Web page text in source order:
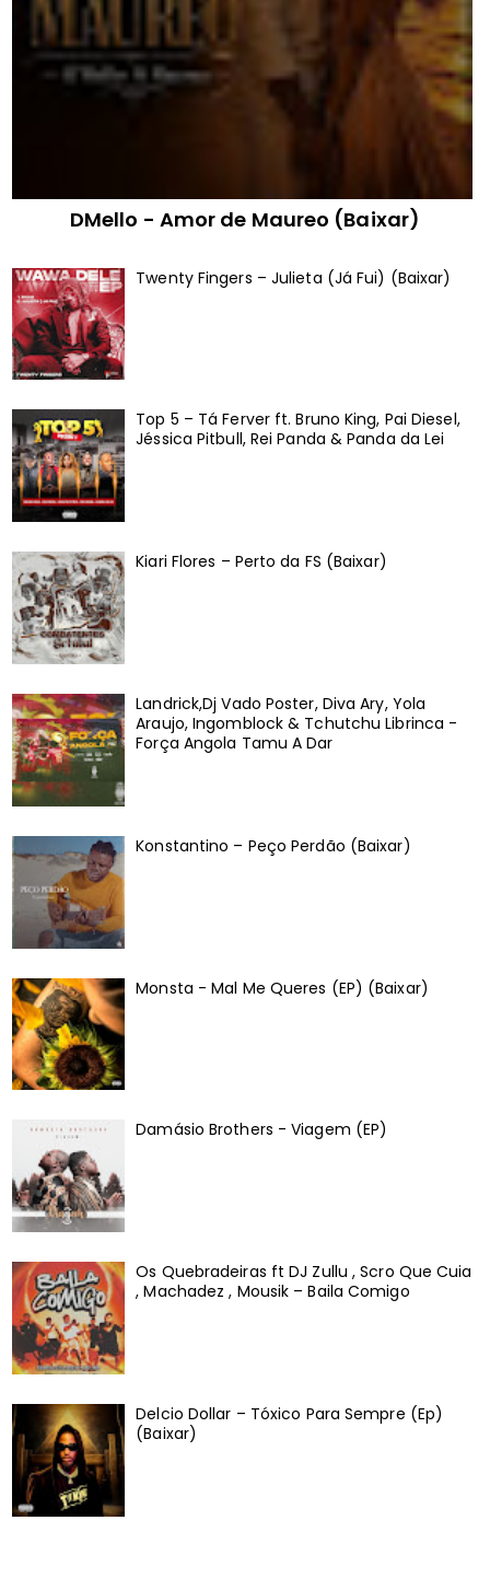
DMello - Amor de Maureo (Baixar)
Twenty Fingers – Julieta (Já Fui) (Baixar)
Top 5 – Tá Ferver ft. Bruno King, Pai Diesel,
Jéssica Pitbull, Rei Panda & Panda da Lei
Kiari Flores – Perto da FS (Baixar)
Landrick,Dj Vado Poster, Diva Ary, Yola
Araujo, Ingomblock & Tchutchu Librinca -
Força Angola Tamu A Dar
Konstantino – Peço Perdão (Baixar)
Monsta - Mal Me Queres (EP) (Baixar)
Damásio Brothers - Viagem (EP)
Os Quebradeiras ft DJ Zullu , Scro Que Cuia
, Machadez , Mousik – Baila Comigo
Delcio Dollar – Tóxico Para Sempre (Ep)
(Baixar)